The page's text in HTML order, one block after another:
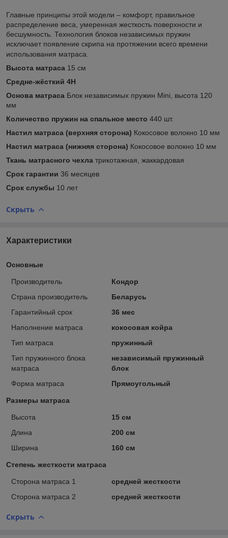
Главные принципы этой модели – комфорт, правильное
распределение веса, умеренная жесткость поверхности и
бесшумность. Технология блоков независимых пружин
исключает появление скрипа на протяжении всего времени
использования матраса.
Высота матраса 15 см
Средне-жёсткий 4H
Основа матраса Блок независимых пружин Mini, высота 120
мм
Количество пружин на спальное место 440 шт.
Настил матраса (верхняя сторона) Кокосовое волокно 10 мм
Настил матраса (нижняя сторона) Кокосовое волокно 10 мм
Ткань матрасного чехла трикотажная, жаккардовая
Срок гарантии 36 месяцев
Срок службы 10 лет
Скрыть
Характеристики
Основные
Производитель
Кондор
Страна производитель
Беларусь
Гарантийный срок
36 мес
Наполнение матраса
кокосовая койра
Тип матраса
пружинный
Тип пружинного блока
матраса
независимый пружинный
блок
Форма матраса
Прямоугольный
Размеры матраса
Высота
15 см
Длина
200 см
Ширина
160 см
Степень жесткости матраса
Сторона матраса 1
средней жесткости
Сторона матраса 2
средней жесткости
Скрыть